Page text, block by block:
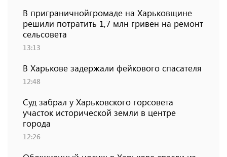
В приграничнойгромаде на Харьковщине
решили потратить 1,7 млн ​​гривен на ремонт
сельсовета
13:13
В Харькове задержали фейкового спасателя
12:48
Суд забрал у Харьковского горсовета
участок исторической земли в центре
города
12:26